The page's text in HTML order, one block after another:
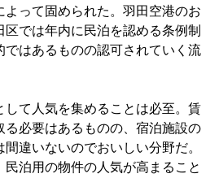
って固められた。羽田空港のお
では年内に民泊を認める条例制
ではあるものの認可されていく流
て人気を集めることは必至。賃
る必要はあるものの、宿泊施設の
違いないのでおいしい分野だ。
泊用の物件の人気が高まること